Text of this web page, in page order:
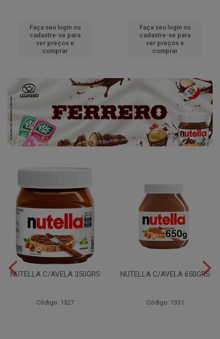
Faça seu login ou
cadastre-se para
ver preços e
comprar
Faça seu login ou
cadastre-se para
ver preços e
comprar
NUTELLA C/AVELA 350GRS
Código: 1327
NUTELLA C/AVELA 650GRS
Código: 1331